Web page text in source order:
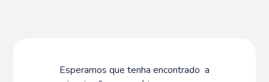
Esperamos que tenha encontrado a